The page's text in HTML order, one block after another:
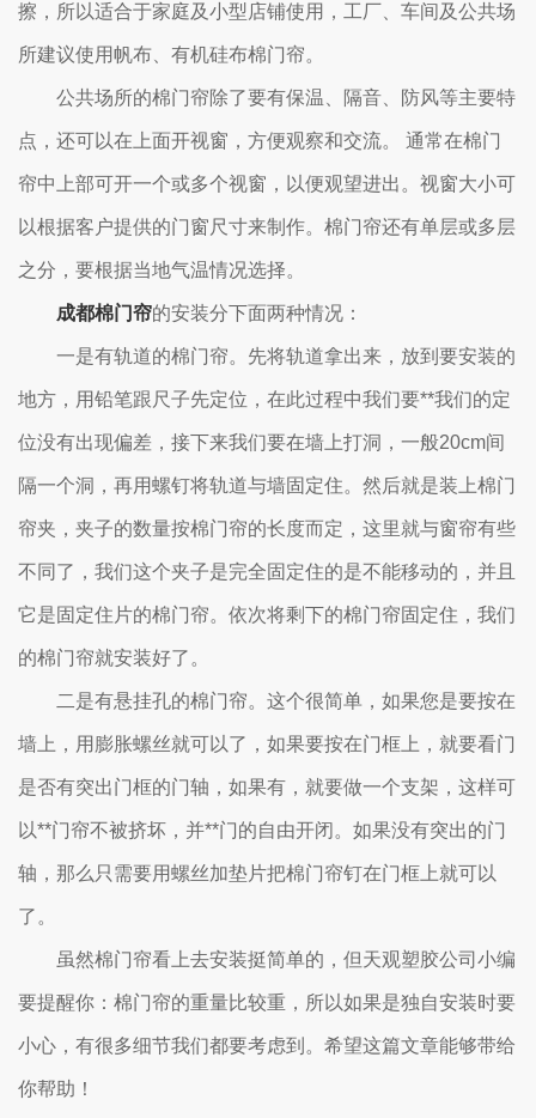
擦，所以适合于家庭及小型店铺使用，工厂、车间及公共场
所建议使用帆布、有机硅布棉门帘。
公共场所的棉门帘除了要有保温、隔音、防风等主要特
点，还可以在上面开视窗，方便观察和交流。 通常在棉门
帘中上部可开一个或多个视窗，以便观望进出。视窗大小可
以根据客户提供的门窗尺寸来制作。棉门帘还有单层或多层
之分，要根据当地气温情况选择。
成都棉门帘的安装分下面两种情况：
一是有轨道的棉门帘。先将轨道拿出来，放到要安装的
地方，用铅笔跟尺子先定位，在此过程中我们要**我们的定
位没有出现偏差，接下来我们要在墙上打洞，一般20cm间
隔一个洞，再用螺钉将轨道与墙固定住。然后就是装上棉门
帘夹，夹子的数量按棉门帘的长度而定，这里就与窗帘有些
不同了，我们这个夹子是完全固定住的是不能移动的，并且
它是固定住片的棉门帘。依次将剩下的棉门帘固定住，我们
的棉门帘就安装好了。
二是有悬挂孔的棉门帘。这个很简单，如果您是要按在
墙上，用膨胀螺丝就可以了，如果要按在门框上，就要看门
是否有突出门框的门轴，如果有，就要做一个支架，这样可
以**门帘不被挤坏，并**门的自由开闭。如果没有突出的门
轴，那么只需要用螺丝加垫片把棉门帘钉在门框上就可以
了。
虽然棉门帘看上去安装挺简单的，但天观塑胶公司小编
要提醒你： 棉门帘的重量比较重，所以如果是独自安装时要
小心， 有很多细节我们都要考虑到。希望这篇文章能够带给
你帮助！